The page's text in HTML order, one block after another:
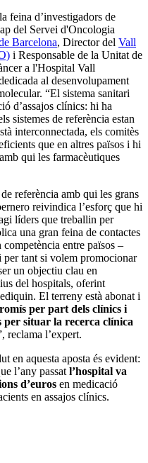
feina d’investigadors de
del Servei d'Oncologia
Barcelona, Director del Vall
i Responsable de la Unitat de
a l'Hospital Vall
al desenvolupament
“El sistema sanitari
d’assajos clínics: hi ha
sistemes de referència estan
interconnectada, els comitès
que en altres països i hi
qui les farmacèutiques
referència amb qui les grans
reivindica l’esforç que hi
líders que treballin per
una gran feina de contactes
entre països –
tant si volem promocionar
un objectiu clau en
del hospitals, oferint
El terreny està abonat i
per part dels clínics i
per situar la recerca clínica
reclama l’expert.
en aquesta aposta és evident:
l’any passat l’hospital va
d’euros en medicació
en assajos clínics.